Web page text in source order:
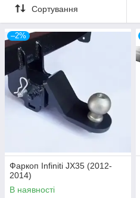
Сортування
–2%
Фаркоп Infiniti JX35 (2012-
2014)
В наявності